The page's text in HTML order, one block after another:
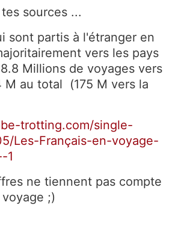
sources ...
sont partis à l'étranger en
vers les pays
Millions de voyages vers
M au total (175 M vers la
trotting.com/single-
Les-Français-en-voyage-
1
ne tiennent pas compte
;)